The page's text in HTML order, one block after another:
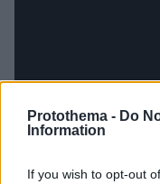
Protothema - Do
Information
If you wish to opt-out